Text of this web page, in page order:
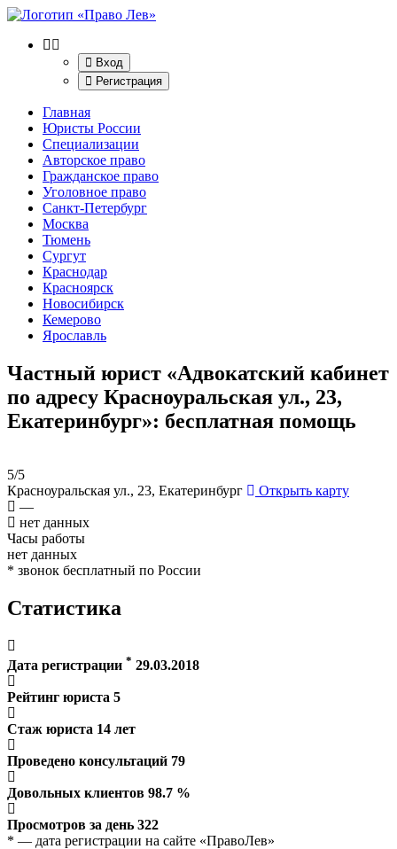
Вход
Регистрация
Главная
Юристы России
Специализации
Авторское право
Гражданское право
Уголовное право
Санкт-Петербург
Москва
Тюмень
Сургут
Краснодар
Красноярск
Новосибирск
Кемерово
Ярославль
Частный юрист «Адвокатский кабинет
по адресу Красноуральская ул., 23,
Екатеринбург»: бесплатная помощь
5/5
Красноуральская ул., 23, Екатеринбург
Открыть карту
—
нет данных
Часы работы
нет данных
* звонок бесплатный по России
Статистика
Дата регистрации * 29.03.2018
Рейтинг юриста 5
Стаж юриста 14 лет
Проведено консультаций 79
Довольных клиентов 98.7 %
Просмотров за день 322
* — дата регистрации на сайте «ПравоЛев»